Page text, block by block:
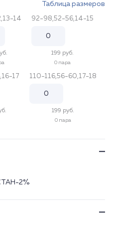
Таблица размеров
14 92-98,52-56,14-15
199 руб.
0 пара
17 110-116,56-60,17-18
199 руб.
0 пара
2%